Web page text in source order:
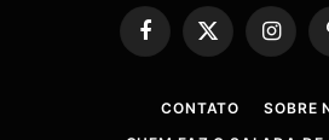
Facebook
X
CONTATO
SOBRE